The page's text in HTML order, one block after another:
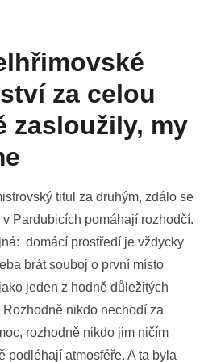
za celou
zasloužily, my
titul za druhým, zdálo se
Pardubicích pomáhají rozhodčí.
domácí prostředí je vždycky
brát souboj o první místo
jeden z hodně důležitých
nikdo nechodí za
rozhodně nikdo jim ničím
podléhají atmosféře. A ta byla